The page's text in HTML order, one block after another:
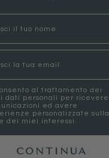
al trattamento dei
dati personali per ricevere
ed avere
personalizzate sulla
dei miei interessi.
CONTINUA